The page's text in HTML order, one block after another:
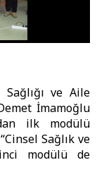
ve Aile
İmamoğlu
ilk modülü
Sağlık ve
modülü de